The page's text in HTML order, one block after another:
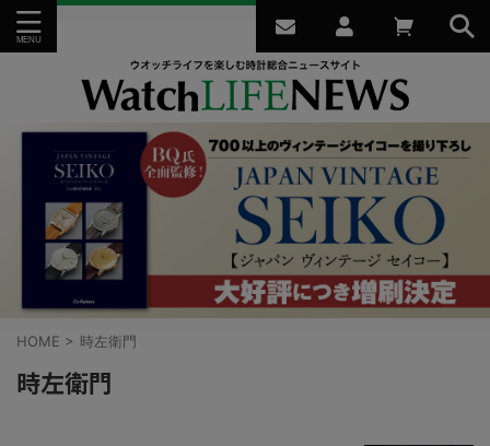
HOME > 時左衛門
時左衛門